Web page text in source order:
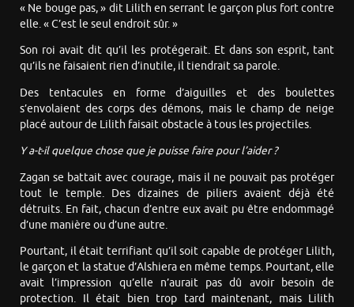
« Ne bouge pas, » dit Lilith en serrant le garçon plus fort contre
elle. « C’est le seul endroit sûr. »
Son roi avait dit qu’il les protégerait. Et dans son esprit, tant
qu’ils ne faisaient rien d’inutile, il tiendrait sa parole.
Des tentacules en forme d’aiguilles et des boulettes
s’envolaient des corps des démons, mais le champ de neige
placé autour de Lilith faisait obstacle à tous les projectiles.
Y a-t-il quelque chose que je puisse faire pour l’aider ?
Zagan se battait avec courage, mais il ne pouvait pas protéger
tout le temple. Des dizaines de piliers avaient déjà été
détruits. En fait, chacun d’entre eux avait pu être endommagé
d’une manière ou d’une autre.
Pourtant, il était terrifiant qu’il soit capable de protéger Lilith,
le garçon et la statue d’Alshiera en même temps. Pourtant, elle
avait l’impression qu’elle n’aurait pas dû avoir besoin de
protection. Il était bien trop tard maintenant, mais Lilith